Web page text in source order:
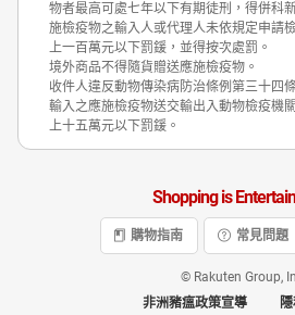
物者最高可處七年以下有期徒刑，得併科
施檢疫物之輸入人或代理人未依規定申請
上一百萬元以下罰鍰，並得按次處罰。
境外商品不得隨貨贈送應施檢疫物。
收件人違反動物傳染病防治條例第三十四
輸入之應施檢疫物送交輸出入動物檢疫機
上十五萬元以下罰鍰。
Shopping is
購物指南 常見問題
© Rakuten Group,
非洲豬瘟政策宣導